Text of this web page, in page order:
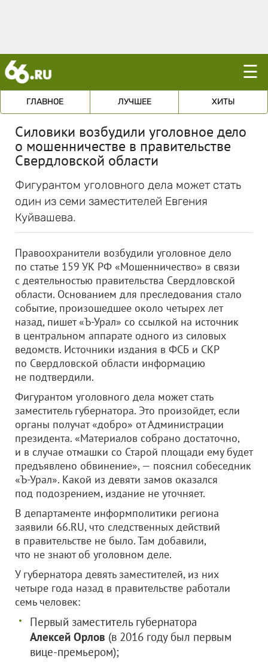
☰
ГЛАВНОЕ ЛУЧШЕЕ ХИТЫ
Силовики возбудили уголовное дело
о мошенничестве в правительстве
Свердловской области
Фигурантом уголовного дела может стать
один из семи заместителей Евгения
Куйвашева.
Правоохранители возбудили уголовное дело
по статье 159 УК РФ «Мошенничество» в связи
с деятельностью правительства Свердловской
области. Основанием для преследования стало
событие, произошедшее около четырех лет
назад, пишет «Ъ-Урал» со ссылкой на источник
в центральном аппарате одного из силовых
ведомств. Источники издания в ФСБ и СКР
по Свердловской области информацию
не подтвердили.
Фигурантом уголовного дела может стать
заместитель губернатора. Это произойдет, если
органы получат «добро» от Администрации
президента. «Материалов собрано достаточно,
и в случае отмашки со Старой площади ему будет
предъявлено обвинение», — пояснил собеседник
«Ъ-Урал». Какой из девяти замов оказался
под подозрением, издание не уточняет.
В департаменте информполитики региона
заявили 66.RU, что следственных действий
в правительстве не было. Там добавили,
что не знают об уголовном деле.
У губернатора девять заместителей, из них
четыре года назад в правительстве работали
семь человек:
Первый заместитель губернатора
Алексей Орлов (в 2016 году был первым
вице-премьером);